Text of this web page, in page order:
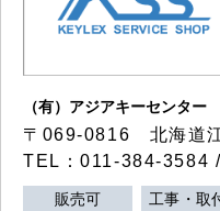
（有）アジアキーセンター
〒069-0816 北海道
TEL：011-384-3584
販売可 工事・取